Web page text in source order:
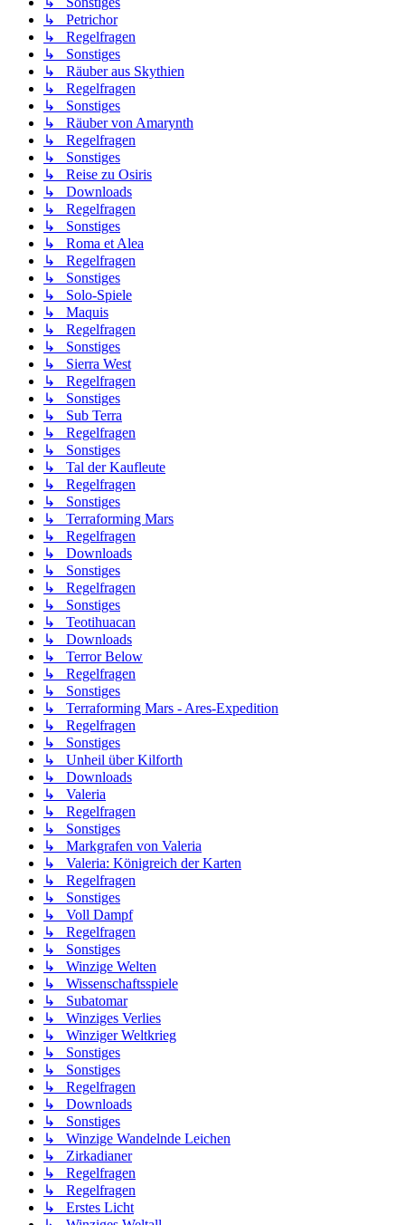
↳ Petrichor
↳ Regelfragen
↳ Sonstiges
↳ Räuber aus Skythien
↳ Regelfragen
↳ Sonstiges
↳ Räuber von Amarynth
↳ Regelfragen
↳ Sonstiges
↳ Reise zu Osiris
↳ Downloads
↳ Regelfragen
↳ Sonstiges
↳ Roma et Alea
↳ Regelfragen
↳ Sonstiges
↳ Solo-Spiele
↳ Maquis
↳ Regelfragen
↳ Sonstiges
↳ Sierra West
↳ Regelfragen
↳ Sonstiges
↳ Sub Terra
↳ Regelfragen
↳ Sonstiges
↳ Tal der Kaufleute
↳ Regelfragen
↳ Sonstiges
↳ Terraforming Mars
↳ Regelfragen
↳ Downloads
↳ Sonstiges
↳ Regelfragen
↳ Sonstiges
↳ Teotihuacan
↳ Downloads
↳ Terror Below
↳ Regelfragen
↳ Sonstiges
↳ Terraforming Mars - Ares-Expedition
↳ Regelfragen
↳ Sonstiges
↳ Unheil über Kilforth
↳ Downloads
↳ Valeria
↳ Regelfragen
↳ Sonstiges
↳ Markgrafen von Valeria
↳ Valeria: Königreich der Karten
↳ Regelfragen
↳ Sonstiges
↳ Voll Dampf
↳ Regelfragen
↳ Sonstiges
↳ Winzige Welten
↳ Wissenschaftsspiele
↳ Subatomar
↳ Winziges Verlies
↳ Winziger Weltkrieg
↳ Sonstiges
↳ Sonstiges
↳ Regelfragen
↳ Downloads
↳ Sonstiges
↳ Winzige Wandelnde Leichen
↳ Zirkadianer
↳ Regelfragen
↳ Regelfragen
↳ Erstes Licht